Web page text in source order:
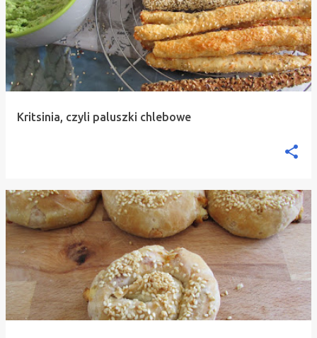
Kritsinia, czyli paluszki chlebowe